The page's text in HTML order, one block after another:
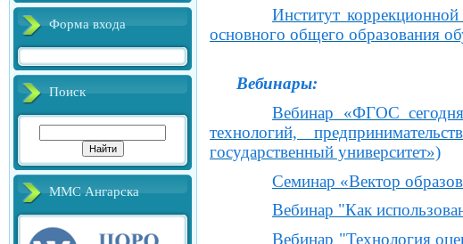
Форма входа
Поиск
ММС Ангарска
Институт
основного общего образования
Вебинары:
Вебинар «ФГОС
технологий,
государственный университет»)
Семинар «Вектор
Вебинар "Как
Вебинар "Технология